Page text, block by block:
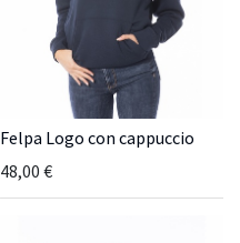
Felpa Logo con cappuccio
48,00 €